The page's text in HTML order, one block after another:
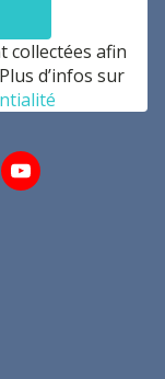
collectées afin
d’infos sur